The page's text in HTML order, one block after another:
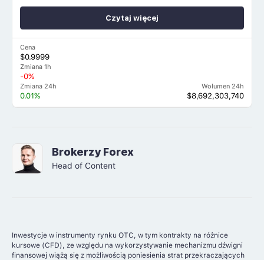
Cena
$0.9999
Zmiana 1h
-0%
Zmiana 24h
0.01%
Wolumen 24h
$8,692,303,740
Czytaj więcej
Brokerzy Forex
Head of Content
Inwestycje w instrumenty rynku OTC, w tym kontrakty na różnice
kursowe (CFD), ze względu na wykorzystywanie mechanizmu dźwigni
finansowej wiążą się z możliwością poniesienia strat przekraczających